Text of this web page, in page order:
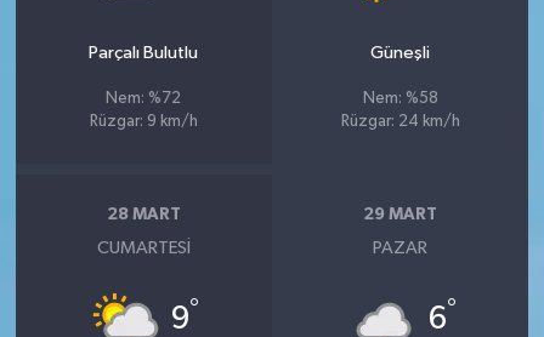
Parçalı Bulutlu
Nem: %72
Rüzgar: 9 km/h
Güneşli
Nem: %58
Rüzgar: 24 km/h
28 MART
CUMARTESI
9°
29 MART
PAZAR
6°